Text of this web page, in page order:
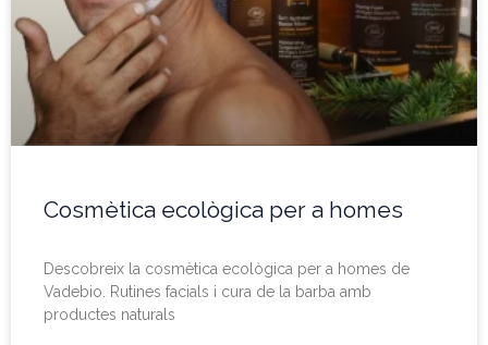
Cosmètica ecològica per a homes
Descobreix la cosmètica ecològica per a homes de
Vadebio. Rutines facials i cura de la barba amb
productes naturals